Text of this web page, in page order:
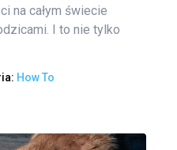
na całym świecie
I to nie tylko
How To